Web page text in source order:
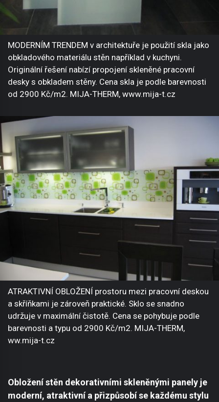
MODERNÍM TRENDEM v architektuře je použití skla jako
obkladového materiálu stěn například v kuchyni.
Originální řešení nabízí propojení skleněné pracovní
desky s obkladem stěny. Cena skla je podle barevnosti
od 2900 Kč/m2. MIJA-THERM, www.mija-t.cz
ATRAKTIVNÍ OBLOŽENÍ prostoru mezi pracovní deskou
a skříňkami je zároveň praktické. Sklo se snadno
udržuje v maximální čistotě. Cena se pohybuje podle
barevnosti a typu od 2900 Kč/m2. MIJA-THERM,
ww.mija-t.cz
Obložení stěn dekorativními skleněnými panely je
moderní, atraktivní a přizpůsobí se každému stylu